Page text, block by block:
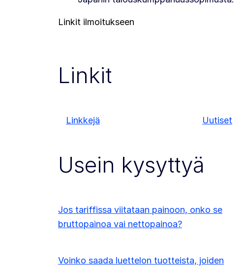
Linkit ilmoitukseen
Linkit
Linkkejä Uutiset
Usein kysyttyä
Jos tariffissa viitataan painoon, onko se
bruttopainoa vai nettopainoa?
Voinko saada luettelon tuotteista, joiden